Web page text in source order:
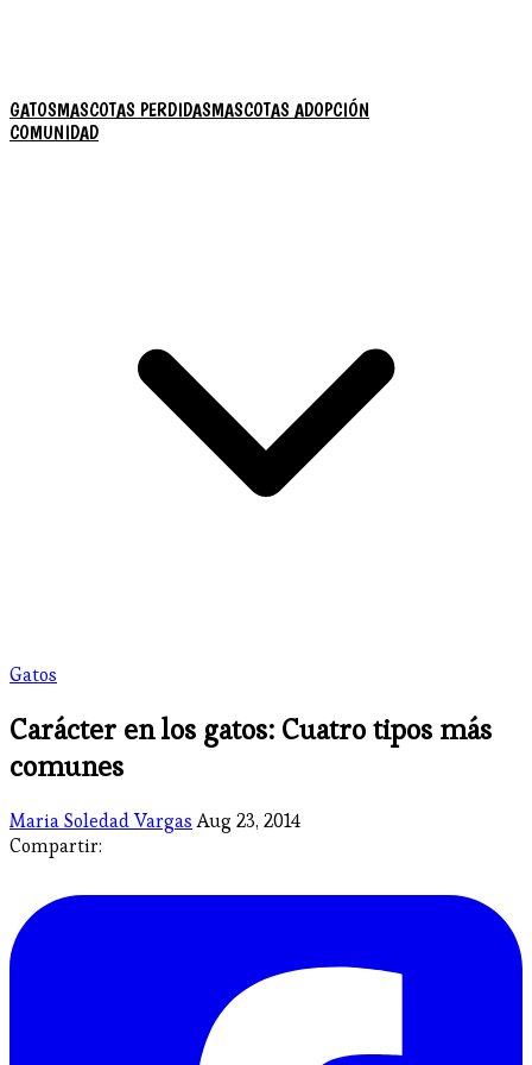
GATOSMASCOTAS PERDIDASMASCOTAS ADOPCIÓN
COMUNIDAD
Gatos
Carácter en los gatos: Cuatro tipos más
comunes
Maria Soledad Vargas Aug 23, 2014
Compartir: